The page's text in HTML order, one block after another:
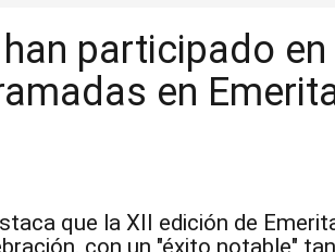
participado
en
que la XII edición de
con un "éxito notable"